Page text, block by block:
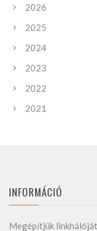
2026
2025
2024
2023
2022
2021
INFORMÁCIÓ
Megépítjük